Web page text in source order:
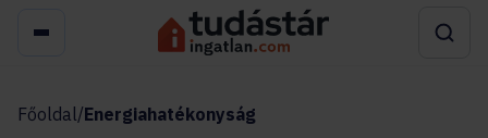
Főoldal/Energiahatékonyság